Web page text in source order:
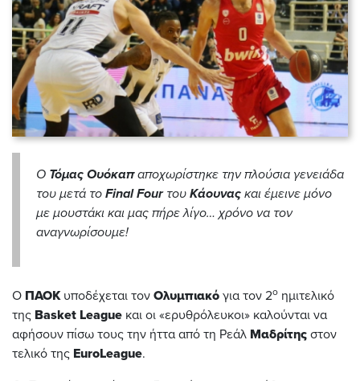
Ο Τόμας Ουόκαπαποχωρίστηκε την πλούσια γενειάδα
του μετά το Final Four του Κάουνας και έμεινε μόνο
με μουστάκι και μας πήρε λίγο… χρόνο να τον
αναγνωρίσουμε!
Ο ΠΑΟΚυποδέχεται τον Ολυμπιακό για τον 2ο ημιτελικό
της Basket League και οι «ερυθρόλευκοι» καλούνται να
αφήσουν πίσω τους την ήττα από τη Ρεάλ Μαδρίτης στον
τελικό της EuroLeague.